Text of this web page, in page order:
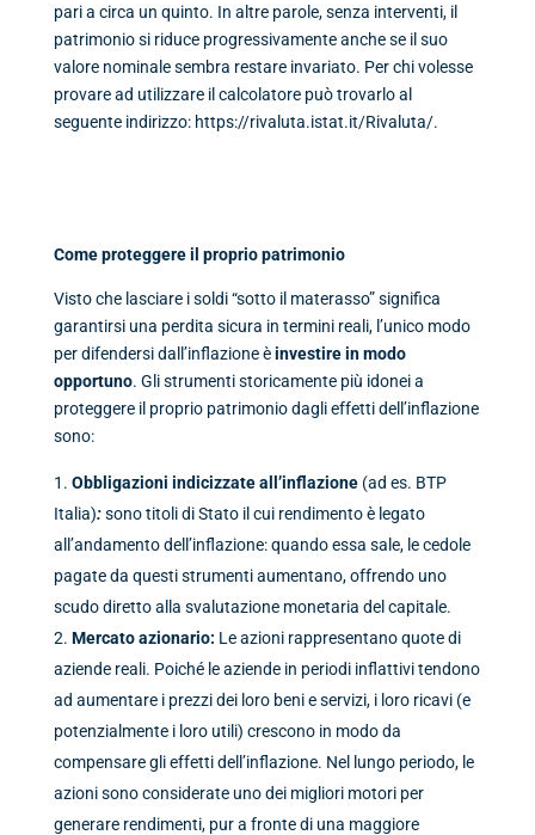
pari a circa un quinto. In altre parole, senza interventi, il
patrimonio si riduce progressivamente anche se il suo
valore nominale sembra restare invariato. Per chi volesse
provare ad utilizzare il calcolatore può trovarlo al
seguente indirizzo: https://rivaluta.istat.it/Rivaluta/.
Come proteggere il proprio patrimonio
Visto che lasciare i soldi “sotto il materasso” significa
garantirsi una perdita sicura in termini reali, l’unico modo
per difendersi dall’inflazione èinvestire in modo
opportuno. Gli strumenti storicamente più idonei a
proteggere il proprio patrimonio dagli effetti dell’inflazione
sono:
Obbligazioni indicizzate all’inflazione (ad es. BTP
Italia):sono titoli di Stato il cui rendimento è legato
all’andamento dell’inflazione: quando essa sale, le cedole
pagate da questi strumenti aumentano, offrendo uno
scudo diretto alla svalutazione monetaria del capitale.
Mercato azionario: Le azioni rappresentano quote di
aziende reali. Poiché le aziende in periodi inflattivi tendono
ad aumentare i prezzi dei loro beni e servizi, i loro ricavi (e
potenzialmente i loro utili) crescono in modo da
compensare gli effetti dell’inflazione. Nel lungo periodo, le
azioni sono considerate uno dei migliori motori per
generare rendimenti, pur a fronte di una maggiore